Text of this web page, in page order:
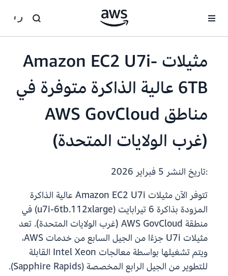
مثيلات Amazon EC2 U7i-
6TB عالية الذاكرة متوفرة في
مناطق AWS GovCloud
(غرب الولايات المتحدة)
:تاريخ النشر
تتوفر الآن مثيلات Amazon EC2 U7i عالية الذاكرة
المزودة بذاكرة 6 تيرابايت (u7i-6tb.112xlarge) في
منطقة AWS GovCloud (غرب الولايات المتحدة). تعد
مثيلات U7i جزءًا من الجيل السابع من خدمات AWS،
ويتم تشغيلها بواسطة معالجات Intel Xeon القابلة
للتطوير من الجيل الرابع المخصصة (Sapphire Rapids).